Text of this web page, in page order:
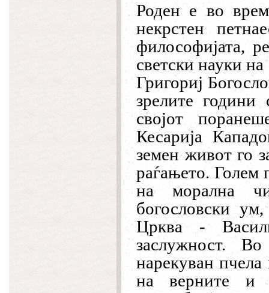
Роден е во
некрстен
философијата,
светски науки
Григориј
зрелите години
својот
Кесарија
земен живот го
раѓањето. Голем
на морална
богословски
Црква -
заслужност.
нарекуван
на верните и